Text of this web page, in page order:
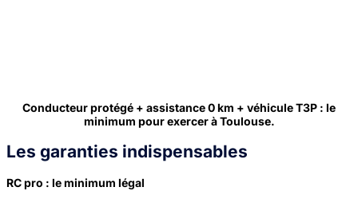
Conducteur protégé + assistance 0 km + véhicule T3P : le
minimum pour exercer à Toulouse.
Les garanties indispensables
RC pro : le minimum légal